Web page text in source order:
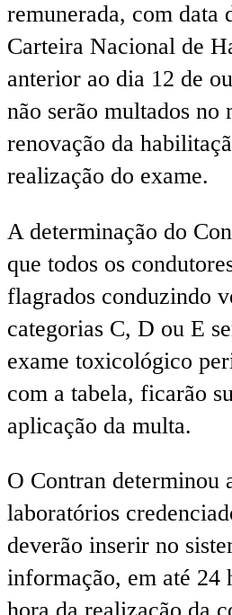
remunerada, com data
Carteira Nacional de
anterior ao dia 12 de
não serão multados no
renovação da
realização do exame.
A determinação do
que todos os
flagrados conduzindo
categorias C, D ou E
exame toxicológico
com a tabela, ficarão
aplicação da multa.
O Contran determinou
laboratórios
deverão inserir no
informação, em até 24